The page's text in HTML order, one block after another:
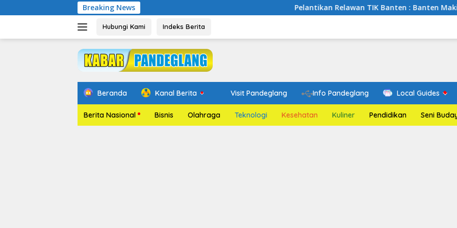
ke
Breaking News Pelantikan Relawan TIK Banten : Banten Makin Cakap
Hubungi Kami Indeks Berita
Beranda Kanal Berita Visit Pandeglang Info Pandeglang Local Guides
Berita Nasional Bisnis Olahraga Teknologi Kesehatan Kuliner Pendidikan Seni